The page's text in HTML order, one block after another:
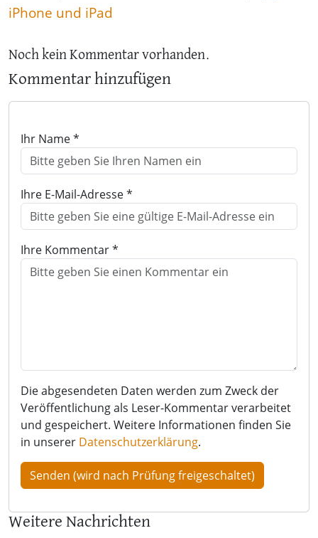
iPhone und iPad
Noch kein Kommentar vorhanden.
Kommentar hinzufügen
Ihr Name *
Ihre E-Mail-Adresse *
Ihre Kommentar *
Die abgesendeten Daten werden zum Zweck der
Veröffentlichung als Leser-Kommentar verarbeitet
und gespeichert. Weitere Informationen finden Sie
in unserer Datenschutzerklärung.
Weitere Nachrichten